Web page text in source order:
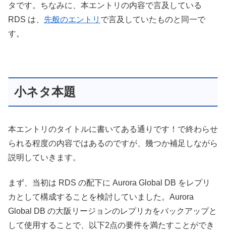
タです。ちなみに、本エントリの内容で言及している
RDS は、 先般のエントリ で言及していたものと同一で
す。
小ネタ本題
本エントリのタイトルに書いてある通りです！で終わらせ
られる程度の内容ではあるのですが、幾つか補足しながら
説明していきます。
まず、当初は RDS の配下に Aurora Global DB をレプリ
カとして構成することを検討していました。Aurora
Global DB の大阪リージョンのレプリカをバックアップと
して使用することで、以下2点の要件を満たすことができ